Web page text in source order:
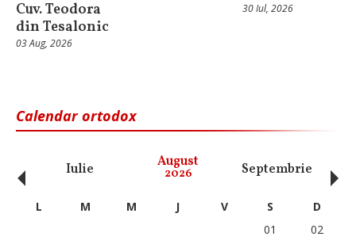
Cuv. Teodora
din Tesalonic
03 Aug, 2026
30 Iul, 2026
Calendar ortodox
Iulie August
2026 Septembrie
‹ L M M J V S
D
01
02